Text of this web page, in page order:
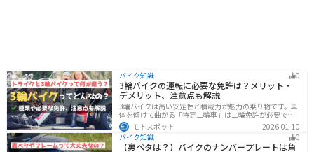
バイク知識 0
3輪バイクの運転に必要な免許は？メリット・
デメリット、注意点も解説
3輪バイクは高い安定性と積載力が魅力の乗り物です。車
体を傾けて曲がる「特定二輪車」は二輪免許が必要です
が、自立する「トライク」は普通自動車免許で運転で
き、ヘルメット着用も任意です。維持費はバイク並みです
が、運転特性や駐車ルールは車種により異なるため、事
前の確認が大切です。
モトスポット
2026-01-10
バイク知識
0
【裏ペタは？】バイクのナンバープレートは角